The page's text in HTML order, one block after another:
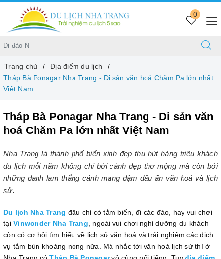
0
Trang chủ
Địa điểm du lịch
Tháp Bà Ponagar Nha Trang - Di sản văn hoá Chăm Pa lớn nhất
Việt Nam
Tháp Bà Ponagar Nha Trang - Di sản văn
hoá Chăm Pa lớn nhất Việt Nam
Nha Trang là thành phố biển xinh đẹp thu hút hàng triệu khách
du lịch mỗi năm không chỉ bởi cảnh đẹp thơ mộng mà còn bởi
những danh lam thắng cảnh mang đậm dấu ấn văn hoá và lịch
sử.
Du lịch Nha Trang đâu chỉ có tắm biển, đi các đảo, hay vui chơi
tại Vinwonder Nha Trang , ngoài vui chơi nghỉ dưỡng du khách
còn có cơ hội tìm hiểu về lịch sử văn hoá và trải nghiệm các dịch
vụ tắm bùn khoáng nóng nữa. Mà nhắc tới văn hoá lịch sử thì ở